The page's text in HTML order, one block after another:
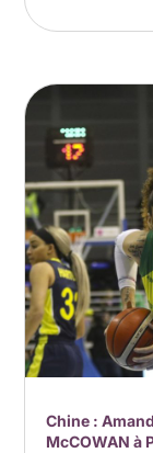
Chine :
McCOWAN à